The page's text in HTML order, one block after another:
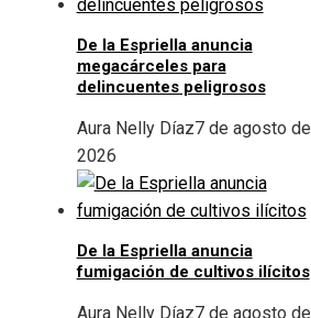
De la Espriella anuncia
megacárceles para
delincuentes peligrosos
Aura Nelly Díaz7 de agosto de
2026
De la Espriella anuncia
fumigación de cultivos ilícitos
Aura Nelly Díaz7 de agosto de